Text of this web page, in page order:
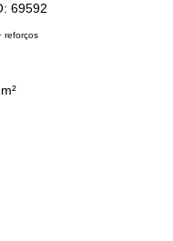
69592
reforços